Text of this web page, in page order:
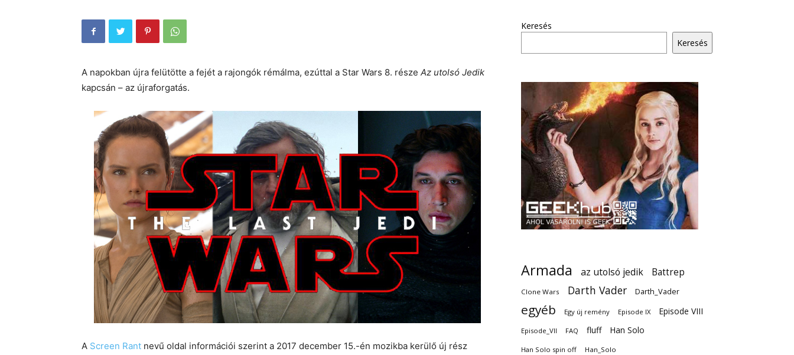
A napokban újra felütötte a fejét a rajongók rémálma, ezúttal a Star Wars 8. része Az utolsó Jedik
kapcsán – az újraforgatás.
A Screen Rant nevű oldal információi szerint a 2017 december 15.-én mozikba kerülő új rész
Keresés
Keresés
Armada az utolsó jedik Battrep
Clone Wars Darth Vader Darth_Vader
egyéb Egy új remény Episode IX Episode VIII
Episode_VII FAQ fluff Han Solo
Han Solo spin off Han_Solo